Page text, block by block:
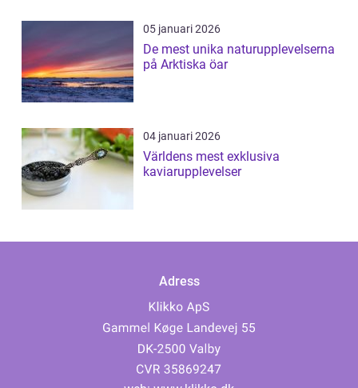
05 januari 2026
De mest unika naturupplevelserna
på Arktiska öar
04 januari 2026
Världens mest exklusiva
kaviarupplevelser
Adress